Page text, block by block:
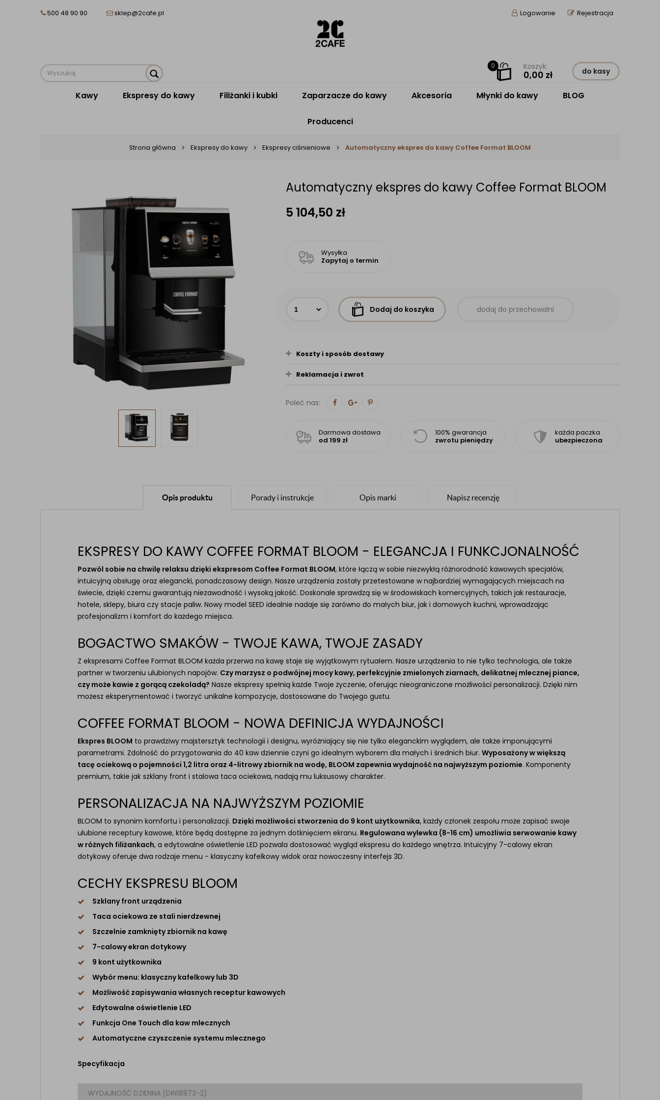
500 48 90 90 sklep@2cafe.pl Logowanie Rejestracja
0 Koszyk:
0,00 zł do kasy
Kawy Ekspresy do kawy Filiżanki i kubki Zaparzacze do kawy Akcesoria Młynki do kawy BLOG
Producenci
Strona główna Ekspresy do kawy Ekspresy ciśnieniowe Automatyczny ekspres do kawy Coffee Format BLOOM
Automatyczny ekspres do kawy Coffee Format BLOOM
5 104,50 zł
Wysyłka
Zapytaj o termin
Dodaj do koszyka dodaj do przechowalni
Koszty i sposób dostawy
Reklamacja i zwrot
Poleć nas:
Darmowa dostawa
od 199 zł
100% gwarancja
zwrotu pieniędzy
każda paczka
ubezpieczona
Opis produktu Porady i instrukcje Opis marki Napisz recenzję
EKSPRESY DO KAWY COFFEE FORMAT BLOOM - ELEGANCJA I FUNKCJONALNOŚĆ
Pozwól sobie na chwilę relaksu dzięki ekspresom Coffee Format BLOOM, które łączą w sobie niezwykłą różnorodność kawowych specjałów,
intuicyjną obsługę oraz elegancki, ponadczasowy design. Nasze urządzenia zostały przetestowane w najbardziej wymagających miejscach na
świecie, dzięki czemu gwarantują niezawodność i wysoką jakość. Doskonale sprawdzą się w środowiskach komercyjnych, takich jak restauracje,
hotele, sklepy, biura czy stacje paliw. Nowy model SEED idealnie nadaje się zarówno do małych biur, jak i domowych kuchni, wprowadzając
profesjonalizm i komfort do każdego miejsca.
BOGACTWO SMAKÓW - TWOJE KAWA, TWOJE ZASADY
Z ekspresami Coffee Format BLOOM każda przerwa na kawę staje się wyjątkowym rytuałem. Nasze urządzenia to nie tylko technologia, ale także
partner w tworzeniu ulubionych napojów. Czy marzysz o podwójnej mocy kawy, perfekcyjnie zmielonych ziarnach, delikatnej mlecznej piance,
czy może kawie z gorącą czekoladą? Nasze ekspresy spełnią każde Twoje życzenie, oferując nieograniczone możliwości personalizacji. Dzięki nim
możesz eksperymentować i tworzyć unikalne kompozycje, dostosowane do Twojego gustu.
COFFEE FORMAT BLOOM - NOWA DEFINICJA WYDAJNOŚCI
Ekspres BLOOM to prawdziwy majstersztyk technologii i designu, wyróżniający się nie tylko eleganckim wyglądem, ale także imponującymi
parametrami. Zdolność do przygotowania do 40 kaw dziennie czyni go idealnym wyborem dla małych i średnich biur. Wyposażony w większą
tacę ociekową o pojemności 1,2 litra oraz 4-litrowy zbiornik na wodę, BLOOM zapewnia wydajność na najwyższym poziomie. Komponenty
premium, takie jak szklany front i stalowa taca ociekowa, nadają mu luksusowy charakter.
PERSONALIZACJA NA NAJWYŻSZYM POZIOMIE
BLOOM to synonim komfortu i personalizacji. Dzięki możliwości stworzenia do 9 kont użytkownika, każdy członek zespołu może zapisać swoje
ulubione receptury kawowe, które będą dostępne za jednym dotknięciem ekranu. Regulowana wylewka (8-16 cm) umożliwia serwowanie kawy
w różnych filiżankach, a edytowalne oświetlenie LED pozwala dostosować wygląd ekspresu do każdego wnętrza. Intuicyjny 7-calowy ekran
dotykowy oferuje dwa rodzaje menu - klasyczny kafelkowy widok oraz nowoczesny interfejs 3D.
CECHY EKSPRESU BLOOM
Szklany front urządzenia
Taca ociekowa ze stali nierdzewnej
Szczelnie zamknięty zbiornik na kawę
7-calowy ekran dotykowy
9 kont użytkownika
Wybór menu: klasyczny kafelkowy lub 3D
Możliwość zapisywania własnych receptur kawowych
Edytowalne oświetlenie LED
Funkcja One Touch dla kaw mlecznych
Automatyczne czyszczenie systemu mlecznego
Specyfikacja
WYDAJNOŚĆ DZIENNA (DIN18873-2)